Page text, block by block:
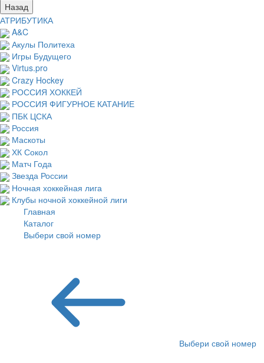
Назад
АТРИБУТИКА
A&C
Акулы Политеха
Игры Будущего
Virtus.pro
Crazy Hockey
РОССИЯ ХОККЕЙ
РОССИЯ ФИГУРНОЕ КАТАНИЕ
ПБК ЦСКА
Россия
Маскоты
ХК Сокол
Матч Года
Звезда России
Ночная хоккейная лига
Клубы ночной хоккейной лиги
Главная
Каталог
Выбери свой номер
Выбери свой номер